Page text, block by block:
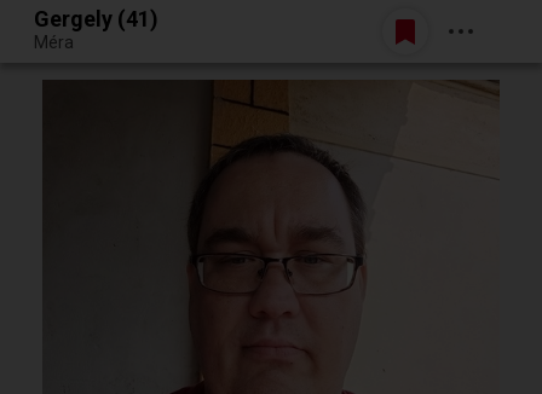
Egy jó randiból bármi lehet.
Belépés
Gergely (41)
Méra